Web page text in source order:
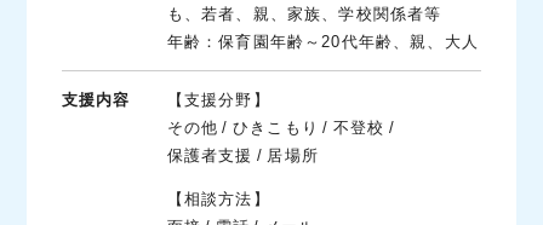
も、若者、親、家族、学校関係者等
年齢：保育園年齢～20代年齢、親、大人
支援内容
【支援分野】
その他
ひきこもり
不登校
保護者支援
居場所
【相談方法】